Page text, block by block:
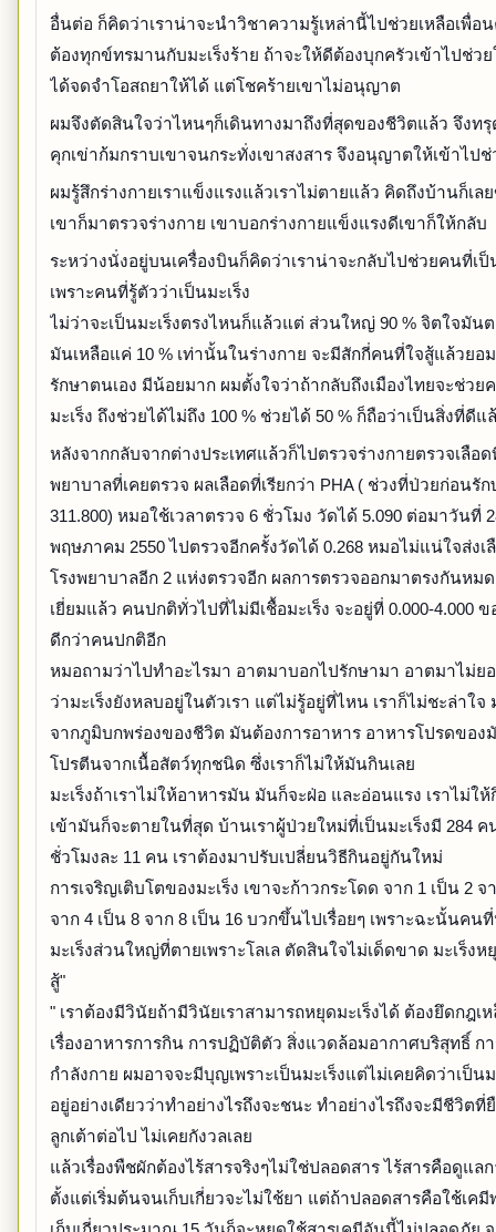
อื่นต่อ ก็คิดว่าเราน่าจะนำวิชาความรู้เหล่านี้ไปช่วยเหลือเพื่อ
ต้องทุกข์ทรมานกับมะเร็งร้าย ถ้าจะให้ดีต้องบุกครัวเข้าไปช่ว
ได้จดจำโอสถยาให้ได้ แต่โชคร้ายเขาไม่อนุญาต
ผมจึงตัดสินใจว่าไหนๆก็เดินทางมาถึงที่สุดของชีวิตแล้ว จึงทรุ
คุกเข่าก้มกราบเขาจนกระทั่งเขาสงสาร จึงอนุญาตให้เข้าไป
ผมรู้สึกร่างกายเราแข็งแรงแล้วเราไม่ตายแล้ว คิดถึงบ้านก็เล
เขาก็มาตรวจร่างกาย เขาบอกร่างกายแข็งแรงดีเขาก็ให้กลับ
ระหว่างนั่งอยู่บนเครื่องบินก็คิดว่าเราน่าจะกลับไปช่วยคนที่เป็
เพราะคนที่รู้ตัวว่าเป็นมะเร็ง
ไม่ว่าจะเป็นมะเร็งตรงไหนก็แล้วแต่ ส่วนใหญ่ 90 % จิตใจมัน
มันเหลือแค่ 10 % เท่านั้นในร่างกาย จะมีสักกี่คนที่ใจสู้แล้วยอ
รักษาตนเอง มีน้อยมาก ผมตั้งใจว่าถ้ากลับถึงเมืองไทยจะช่วย
มะเร็ง ถึงช่วยได้ไม่ถึง 100 % ช่วยได้ 50 % ก็ถือว่าเป็นสิ่งที่ดีแ
หลังจากกลับจากต่างประเทศแล้วก็ไปตรวจร่างกายตรวจเลือด
พยาบาลที่เคยตรวจ ผลเลือดที่เรียกว่า PHA ( ช่วงที่ป่วยก่อนรั
311.800) หมอใช้เวลาตรวจ 6 ชั่วโมง วัดได้ 5.090 ต่อมาวันที่
พฤษภาคม 2550 ไปตรวจอีกครั้งวัดได้ 0.268 หมอไม่แน่ใจส่งเ
โรงพยาบาลอีก 2 แห่งตรวจอีก ผลการตรวจออกมาตรงกันหม
เยี่ยมแล้ว คนปกติทั่วไปที่ไม่มีเชื้อมะเร็ง จะอยู่ที่ 0.000-4.000 ข
ดีกว่าคนปกติอีก
หมอถามว่าไปทำอะไรมา อาตมาบอกไปรักษามา อาตมาไม่ย
ว่ามะเร็งยังหลบอยู่ในตัวเรา แต่ไม่รู้อยู่ที่ไหน เราก็ไม่ชะล่าใจ
จากภูมิบกพร่องของชีวิต มันต้องการอาหาร อาหารโปรดของ
โปรตีนจากเนื้อสัตว์ทุกชนิด ซึ่งเราก็ไม่ให้มันกินเลย
มะเร็งถ้าเราไม่ให้อาหารมัน มันก็จะฝ่อ และอ่อนแรง เราไม่ใ
เข้ามันก็จะตายในที่สุด บ้านเราผู้ป่วยใหม่ที่เป็นมะเร็งมี 284
ชั่วโมงละ 11 คน เราต้องมาปรับเปลี่ยนวิธีกินอยู่กันใหม่
การเจริญเติบโตของมะเร็ง เขาจะก้าวกระโดด จาก 1 เป็น 2 จ
จาก 4 เป็น 8 จาก 8 เป็น 16 บวกขึ้นไปเรื่อยๆ เพราะฉะนั้นคน
มะเร็งส่วนใหญ่ที่ตายเพราะโลเล ตัดสินใจไม่เด็ดขาด มะเร็งห
สู้"
" เราต้องมีวินัยถ้ามีวินัยเราสามารถหยุดมะเร็งได้ ต้องยึดกฎเ
เรื่องอาหารการกิน การปฏิบัติตัว สิ่งแวดล้อมอากาศบริสุทธิ์ ก
กำลังกาย ผมอาจจะมีบุญเพราะเป็นมะเร็งแต่ไม่เคยคิดว่าเป็นม
อยู่อย่างเดียวว่าทำอย่างไรถึงจะชนะ ทำอย่างไรถึงจะมีชีวิตที่
ลูกเต้าต่อไป ไม่เคยกังวลเลย
แล้วเรื่องพืชผักต้องไร้สารจริงๆไม่ใช่ปลอดสาร ไร้สารคือดูแล
ตั้งแต่เริ่มต้นจนเก็บเกี่ยวจะไม่ใช้ยา แต่ถ้าปลอดสารคือใช้เค